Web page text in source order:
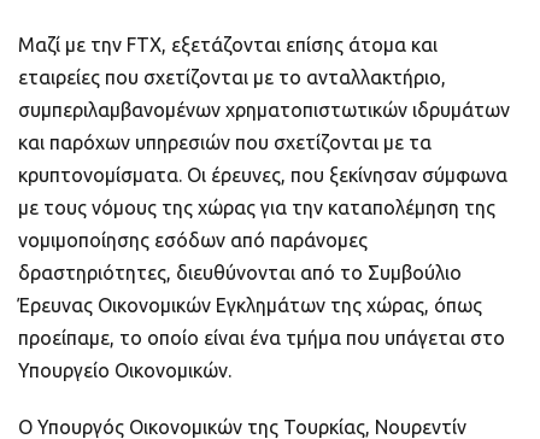
Μαζί με την FTX, εξετάζονται επίσης άτομα και
εταιρείες που σχετίζονται με το ανταλλακτήριο,
συμπεριλαμβανομένων χρηματοπιστωτικών ιδρυμάτων
και παρόχων υπηρεσιών που σχετίζονται με τα
κρυπτονομίσματα. Οι έρευνες, που ξεκίνησαν σύμφωνα
με τους νόμους της χώρας για την καταπολέμηση της
νομιμοποίησης εσόδων από παράνομες
δραστηριότητες, διευθύνονται από το Συμβούλιο
Έρευνας Οικονομικών Εγκλημάτων της χώρας, όπως
προείπαμε, το οποίο είναι ένα τμήμα που υπάγεται στο
Υπουργείο Οικονομικών.
Ο Υπουργός Οικονομικών της Τουρκίας, Νουρεντίν